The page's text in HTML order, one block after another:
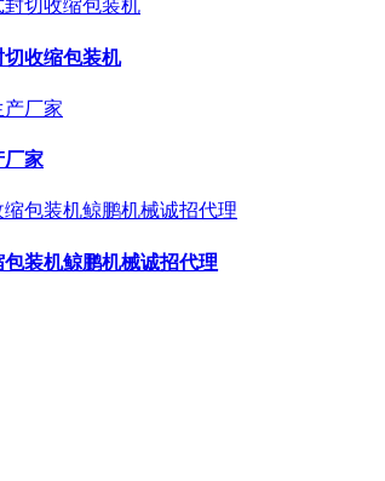
收缩包装机
厂家
装机鲸鹏机械诚招代理